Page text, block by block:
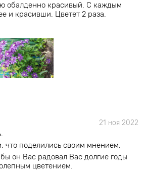
обалденно красивый. С каждым
и красивши. Цветет 2 раза.
21 ноя 2022
что поделились своим мнением.
он Вас радовал Вас долгие годы
цветением.